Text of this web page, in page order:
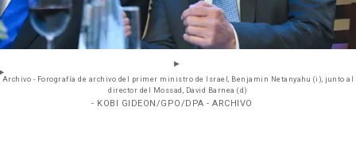
Archivo - Forografía de archivo del primer ministro de Israel, Benjamin Netanyahu (i), junto al
director del Mossad, David Barnea (d)
- KOBI GIDEON/GPO/DPA - ARCHIVO